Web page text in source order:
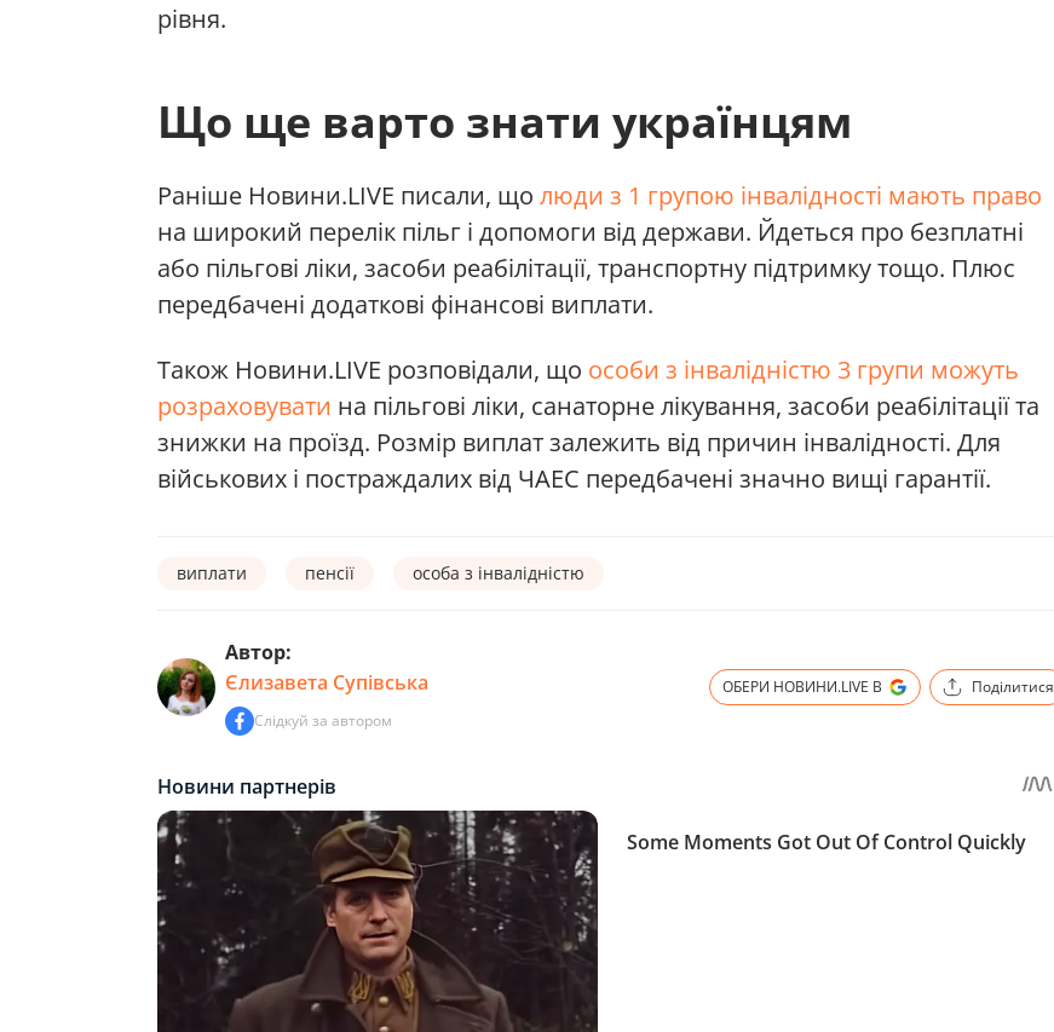
рівня.
Що ще варто знати українцям
Раніше Новини.LIVE писали, що люди з 1 групою інвалідності мають право
на широкий перелік пільг і допомоги від держави. Йдеться про безплатні
або пільгові ліки, засоби реабілітації, транспортну підтримку тощо. Плюс
передбачені додаткові фінансові виплати.
Також Новини.LIVE розповідали, що особи з інвалідністю 3 групи можуть
розраховувати на пільгові ліки, санаторне лікування, засоби реабілітації та
знижки на проїзд. Розмір виплат залежить від причин інвалідності. Для
військових і постраждалих від ЧАЕС передбачені значно вищі гарантії.
виплати пенсії особа з інвалідністю
Автор:
Єлизавета Супівська
Слідкуй за автором
ОБЕРИ НОВИНИ.LIVE В Поділитися